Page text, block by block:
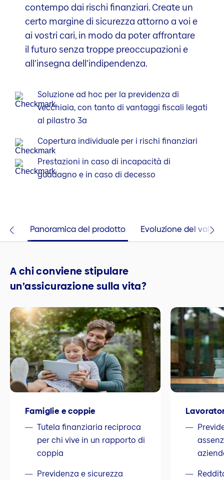
contempo dai rischi finanziari. Create un
certo margine di sicurezza attorno a voi e
ai vostri cari, in modo da poter affrontare
il futuro senza troppe preoccupazioni e
all’insegna dell’indipendenza.
Soluzione ad hoc per la previdenza di
vecchiaia, con tanto di vantaggi fiscali legati
al pilastro 3a
Copertura individuale per i rischi finanziari
Prestazioni in caso di incapacità di
guadagno e in caso di decesso
Panoramica del prodotto Evoluzione del valore
A chi conviene stipulare
un’assicurazione sulla vita?
Famiglie e coppie
Tutela finanziaria reciproca
per chi vive in un rapporto di
coppia
Previdenza e sicurezza